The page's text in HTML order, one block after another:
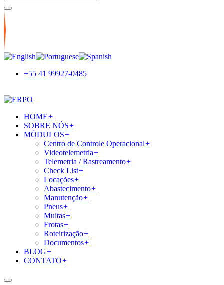
+55 41 99927-0485
HOME+
SOBRE NÓS+
MÓDULOS+
Centro de Controle Operacional+
Videotelemetria+
Telemetria / Rastreamento+
Check List+
Locações+
Abastecimento+
Manutenção+
Pneus+
Multas+
Frotas+
Roteirização+
Documentos+
BLOG+
CONTATO+